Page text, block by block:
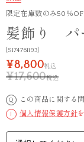
限定在庫数のみ50％
髪飾り パ
[S174761193]
¥8,800税込
¥17,600税込
Q この商品に関する
! 個人情報保護方針